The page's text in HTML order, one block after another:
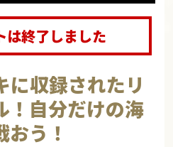
は終了しました
に収録されたリ
！自分だけの海
う！